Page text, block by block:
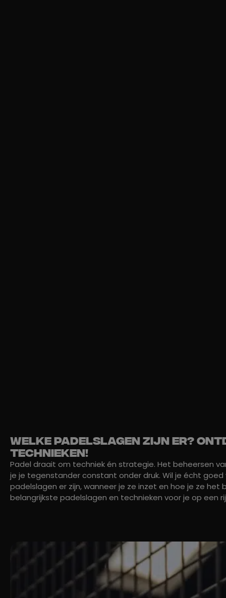
Welke padelslagen zijn er?
technieken!
Padel draait om techniek én strategie. Het beheersen
je je tegenstander constant onder druk. Wil je écht
padelslagen er zijn, wanneer je ze inzet en hoe je ze
belangrijkste padelslagen en technieken voor je op een